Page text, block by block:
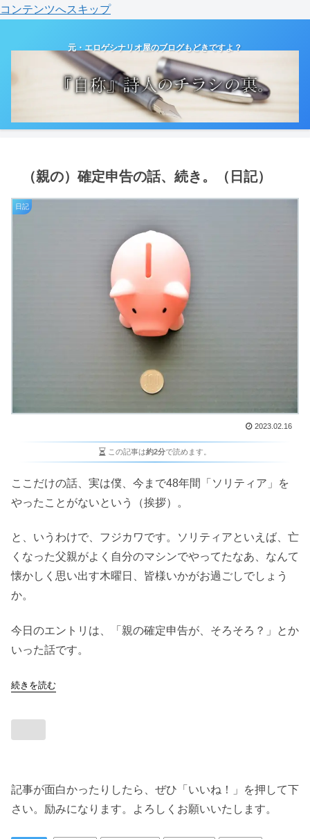
コンテンツへスキップ
元・エロゲシナリオ屋のブログもどきですよ？
（親の）確定申告の話、続き。（日記）
日記
2023.02.16
この記事は約2分で読めます。
ここだけの話、実は僕、今まで48年間「ソリティア」を
やったことがないという（挨拶）。
と、いうわけで、フジカワです。ソリティアといえば、亡
くなった父親がよく自分のマシンでやってたなあ、なんて
懐かしく思い出す木曜日、皆様いかがお過ごしでしょう
か。
今日のエントリは、「親の確定申告が、そろそろ？」とか
いった話です。
続きを読む
記事が面白かったりしたら、ぜひ「いいね！」を押して下
さい。励みになります。よろしくお願いいたします。